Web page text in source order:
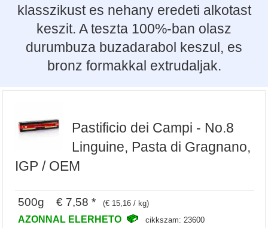
klasszikust es nehany eredeti alkotast
keszit. A teszta 100%-ban olasz
durumbuza buzadarabol keszul, es
bronz formakkal extrudaljak.
Pastificio dei Campi - No.8
Linguine, Pasta di Gragnano,
IGP / OEM
500g € 7,58 * (€ 15,16 / kg)
AZONNAL ELERHETO cikkszam: 23600